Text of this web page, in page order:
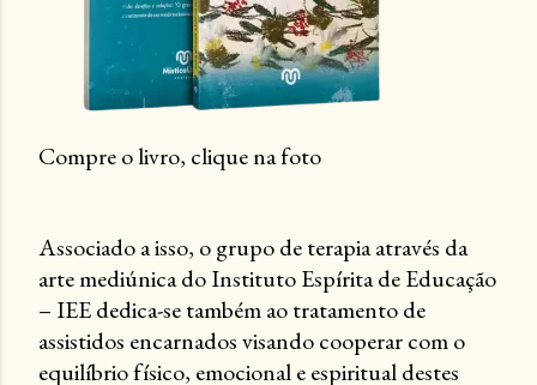
Compre o livro, clique na foto
Associado a isso, o grupo de terapia através da
arte mediúnica do Instituto Espírita de Educação
– IEE dedica-se também ao tratamento de
assistidos encarnados visando cooperar com o
equilíbrio físico, emocional e espiritual destes